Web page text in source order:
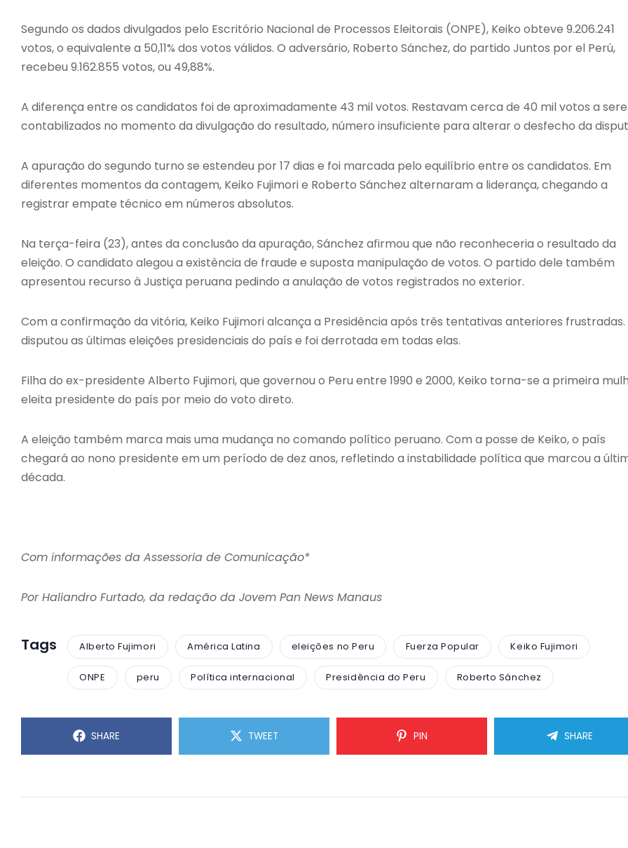
Segundo os dados divulgados pelo Escritório Nacional de Processos Eleitorais (ONPE), Keiko obteve 9.206.241
votos, o equivalente a 50,11% dos votos válidos. O adversário, Roberto Sánchez, do partido Juntos por el Perú,
recebeu 9.162.855 votos, ou 49,88%.
A diferença entre os candidatos foi de aproximadamente 43 mil votos. Restavam cerca de 40 mil votos a
contabilizados no momento da divulgação do resultado, número insuficiente para alterar o desfecho da
A apuração do segundo turno se estendeu por 17 dias e foi marcada pelo equilíbrio entre os candidatos. Em
diferentes momentos da contagem, Keiko Fujimori e Roberto Sánchez alternaram a liderança, chegando a
registrar empate técnico em números absolutos.
Na terça-feira (23), antes da conclusão da apuração, Sánchez afirmou que não reconheceria o resultado da
eleição. O candidato alegou a existência de fraude e suposta manipulação de votos. O partido dele também
apresentou recurso à Justiça peruana pedindo a anulação de votos registrados no exterior.
Com a confirmação da vitória, Keiko Fujimori alcança a Presidência após três tentativas anteriores frustradas.
disputou as últimas eleições presidenciais do país e foi derrotada em todas elas.
Filha do ex-presidente Alberto Fujimori, que governou o Peru entre 1990 e 2000, Keiko torna-se a primeira
eleita presidente do país por meio do voto direto.
A eleição também marca mais uma mudança no comando político peruano. Com a posse de Keiko, o país
chegará ao nono presidente em um período de dez anos, refletindo a instabilidade política que marcou a
década.
Com informações da Assessoria de Comunicação*
Por Haliandro Furtado, da redação da Jovem Pan News Manaus
Tags Alberto Fujimori América Latina eleições no Peru Fuerza Popular Keiko Fujimori
ONPE peru Política internacional Presidência do Peru Roberto Sánchez
SHARE TWEET PIN SHARE